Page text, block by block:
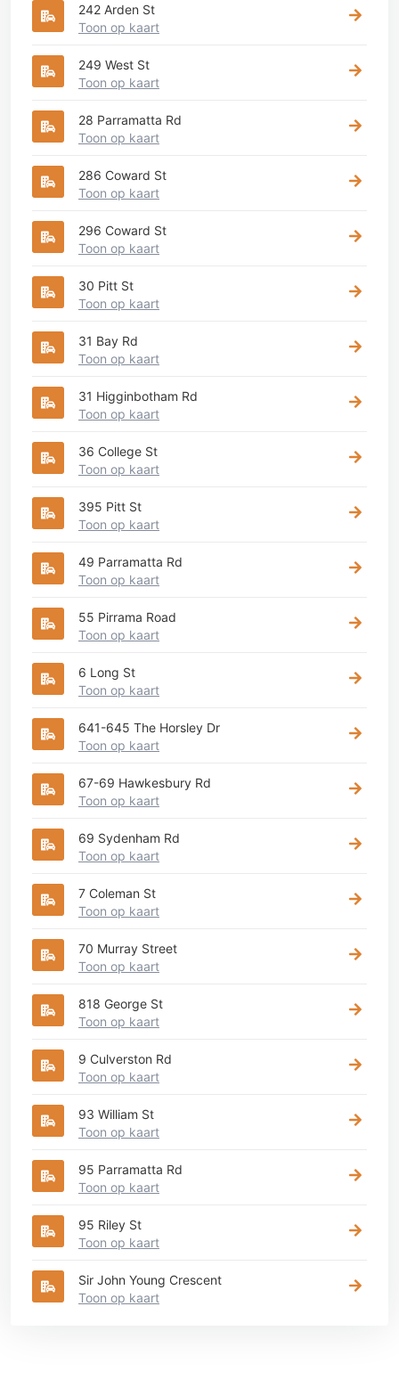
242 Arden St
Toon op kaart
249 West St
Toon op kaart
28 Parramatta Rd
Toon op kaart
286 Coward St
Toon op kaart
296 Coward St
Toon op kaart
30 Pitt St
Toon op kaart
31 Bay Rd
Toon op kaart
31 Higginbotham Rd
Toon op kaart
36 College St
Toon op kaart
395 Pitt St
Toon op kaart
49 Parramatta Rd
Toon op kaart
55 Pirrama Road
Toon op kaart
6 Long St
Toon op kaart
641-645 The Horsley Dr
Toon op kaart
67-69 Hawkesbury Rd
Toon op kaart
69 Sydenham Rd
Toon op kaart
7 Coleman St
Toon op kaart
70 Murray Street
Toon op kaart
818 George St
Toon op kaart
9 Culverston Rd
Toon op kaart
93 William St
Toon op kaart
95 Parramatta Rd
Toon op kaart
95 Riley St
Toon op kaart
Sir John Young Crescent
Toon op kaart